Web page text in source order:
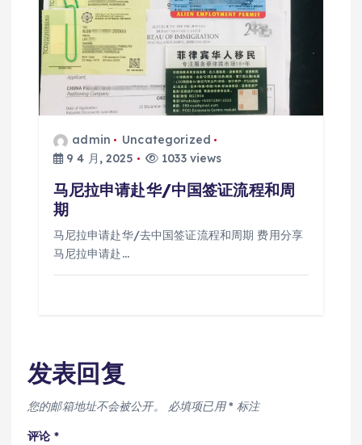
admin
Uncategorized
9 4 月, 2025
1033 views
马尼拉申请赴华/中国签证流程和周
期
马尼拉申请赴华/去中国签证流程和周期 费用分享
马尼拉申请赴…
发表回复
您的邮箱地址不会被公开。 必填项已用* 标注
评论 *